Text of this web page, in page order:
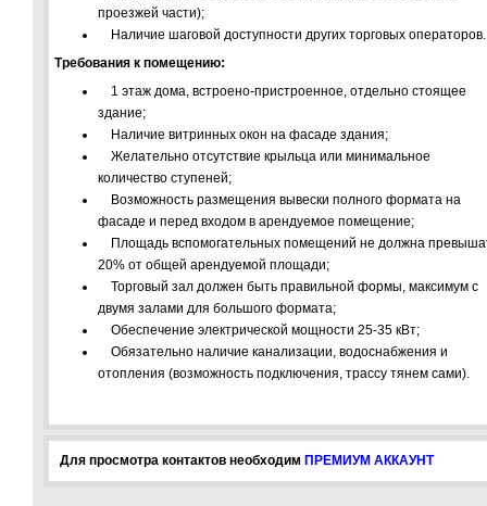
проезжей части);
Наличие шаговой доступности других торговых операторов.
Требования к помещению:
1 этаж дома, встроено-пристроенное, отдельно стоящее
здание;
Наличие витринных окон на фасаде здания;
Желательно отсутствие крыльца или минимальное
количество ступеней;
Возможность размещения вывески полного формата на
фасаде и перед входом в арендуемое помещение;
Площадь вспомогательных помещений не должна
20% от общей арендуемой площади;
Торговый зал должен быть правильной формы, максимум с
двумя залами для большого формата;
Обеспечение электрической мощности 25-35 кВт;
Обязательно наличие канализации, водоснабжения и
отопления (возможность подключения, трассу тянем сами).
Для просмотра контактов необходим ПРЕМИУМ АККАУНТ